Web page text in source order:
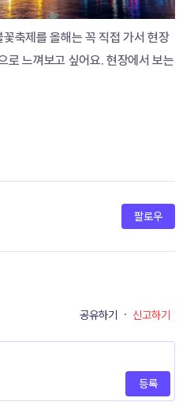
축제를 올해는 꼭 직접 가서 현장
로 느껴보고 싶어요. 현장에서 보는
팔로우
공유하기 · 신고하기
등록